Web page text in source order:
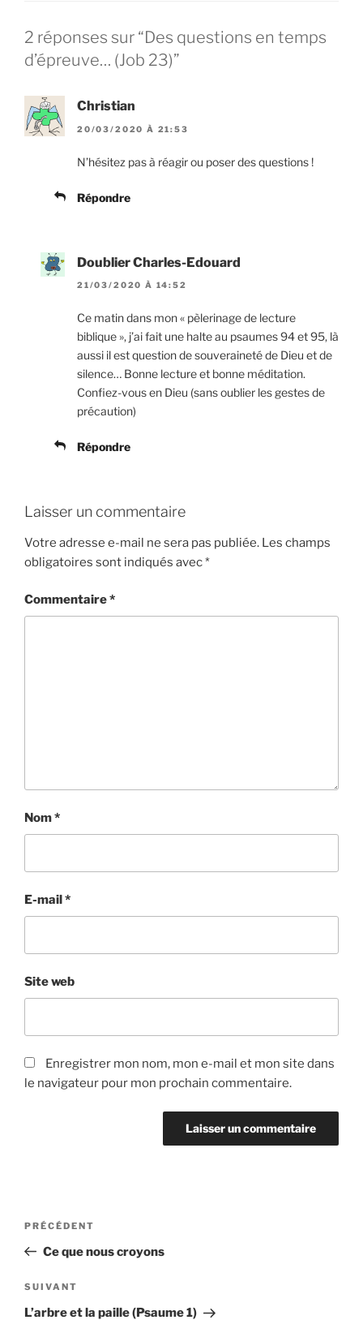
2 réponses sur “Des questions en temps
d’épreuve… (Job 23)”
Christian
20/03/2020 À 21:53
N’hésitez pas à réagir ou poser des questions !
Répondre
Doublier Charles-Edouard
21/03/2020 À 14:52
Ce matin dans mon « pèlerinage de lecture
biblique », j’ai fait une halte au psaumes 94 et 95, là
aussi il est question de souveraineté de Dieu et de
silence… Bonne lecture et bonne méditation.
Confiez-vous en Dieu (sans oublier les gestes de
précaution)
Répondre
Laisser un commentaire
Votre adresse e-mail ne sera pas publiée. Les champs
obligatoires sont indiqués avec*
Commentaire*
Nom*
E-mail*
Site web
Enregistrer mon nom, mon e-mail et mon site dans
le navigateur pour mon prochain commentaire.
Navigation
l’article
Article
précédent
PRÉCÉDENT
Ce que nous croyons
Article
suivant
SUIVANT
L’arbre et la paille (Psaume 1)